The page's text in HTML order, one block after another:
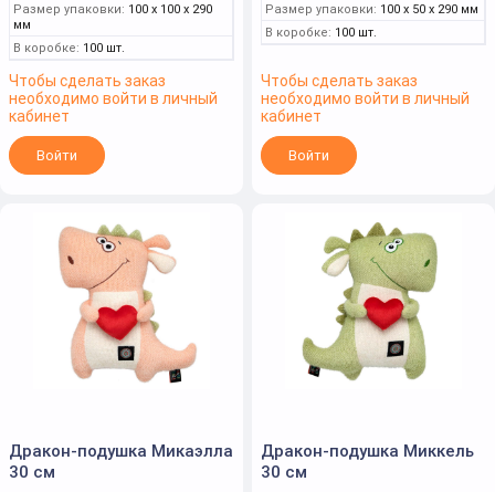
Размер упаковки: 100 x 100 x 290
мм
В коробке: 100 шт.
Чтобы сделать заказ
необходимо войти в личный
кабинет
Войти
Размер упаковки: 100 x 50 x 290 мм
В коробке: 100 шт.
Чтобы сделать заказ
необходимо войти в личный
кабинет
Войти
Дракон-подушка Микаэлла
30 см
Дракон-подушка Миккель
30 см